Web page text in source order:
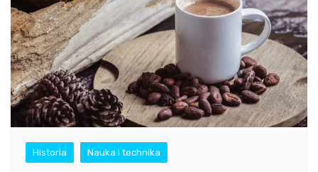
Historia Nauka i technika